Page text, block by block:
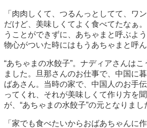
「肉肉しくて、つるんっとしてて、ワ
だけど、美味しくてよく食べてたなぁ
うことができずに、あちゃまと呼ぶよ
物心がついた時にはもうあちゃまと呼ん
“あちゃまの水餃子”。ナディアさんは
ました。旦那さんのお仕事で、中国に
ばあさん。当時の家で、中国人のお手
ってくれ、それが美味しくて作り方を
が、“あちゃまの水餃子”の元となりまし
「家でも食べたいからおばあちゃんに